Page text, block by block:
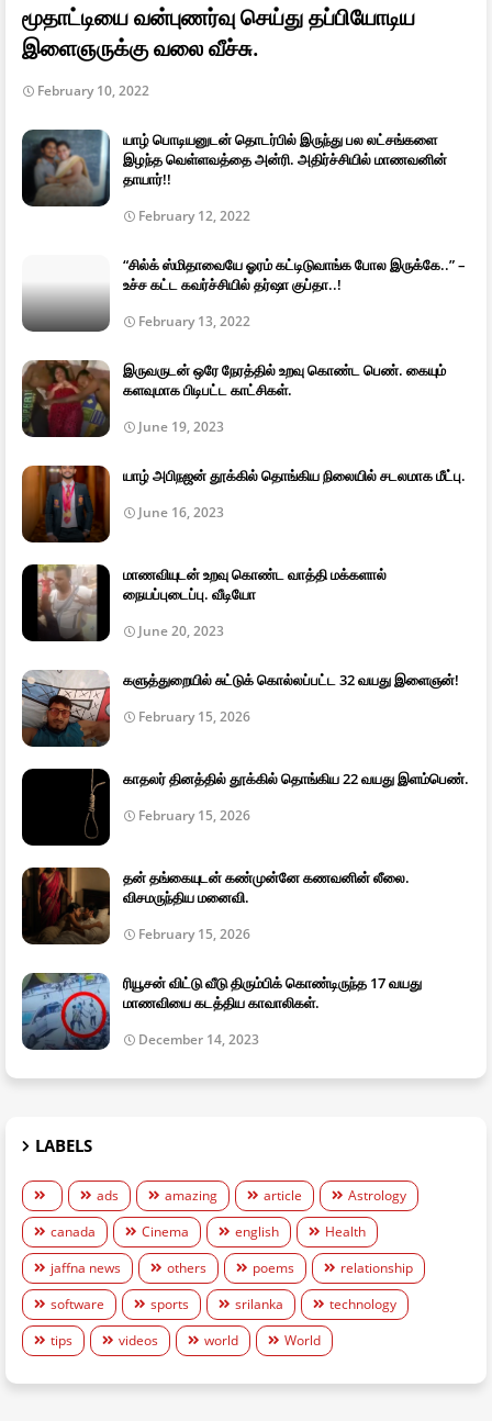
மூதாட்டியை வன்புணர்வு செய்து தப்பியோடிய
இளைஞருக்கு வலை வீச்சு.
February 10, 2022
யாழ் பொடியனுடன் தொடர்பில் இருந்து பல லட்சங்களை
இழந்த வெள்ளவத்தை அன்ரி. அதிர்ச்சியில் மாணவனின்
தாயார்!!
February 12, 2022
“சில்க் ஸ்மிதாவையே ஓரம் கட்டிடுவாங்க போல இருக்கே..” –
உச்ச கட்ட கவர்ச்சியில் தர்ஷா குப்தா..!
February 13, 2022
இருவருடன் ஒரே நேரத்தில் உறவு கொண்ட பெண். கையும்
களவுமாக பிடிபட்ட காட்சிகள்.
June 19, 2023
யாழ் அபிநஜன் தூக்கில் தொங்கிய நிலையில் சடலமாக மீட்பு.
June 16, 2023
மாணவியுடன் உறவு கொண்ட வாத்தி மக்களால்
நையப்புடைப்பு. வீடியோ
June 20, 2023
களுத்துறையில் சுட்டுக் கொல்லப்பட்ட 32 வயது இளைஞன்!
February 15, 2026
காதலர் தினத்தில் தூக்கில் தொங்கிய 22 வயது இளம்பெண்.
February 15, 2026
தன் தங்கையுடன் கண்முன்னே கணவனின் லீலை.
விசமருந்திய மனைவி.
February 15, 2026
ரியூசன் விட்டு வீடு திரும்பிக் கொண்டிருந்த 17 வயது
மாணவியை கடத்திய காவாலிகள்.
December 14, 2023
LABELS
ads amazing article
Astrology
canada
Cinema english
Health
jaffna news
others poems
relationship
software
sports srilanka
technology
tips
videos world World